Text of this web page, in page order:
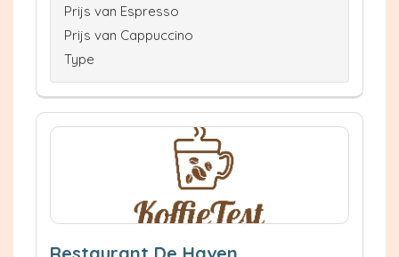
Prijs van Espresso
Prijs van Cappuccino
Type